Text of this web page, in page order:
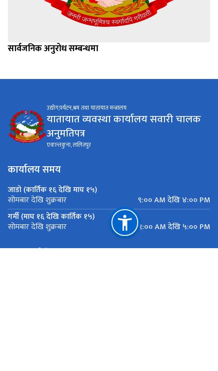
सार्वजनिक अनुरोध सम्बन्धमा
उद्योग,पर्यटन,श्रम तथा यातायात मन्त्रालय
यातायात व्यवस्था कार्यालय सवारी चालक
अनुमतिपत्र
एकान्तकुना, ललितपुर
कार्यालय समय
जाडो (कार्तिक १६ देखि माघ १५)
सोमबार देखि शुक्रबार
९:०० AM देखि ४:०० PM
गर्मी (माघ १६ देखि कार्तिक १५)
सोमबार देखि शुक्रबार ९:०० AM देखि ५:०० PM
महत्त्वपूर्ण लिङ्कहरू